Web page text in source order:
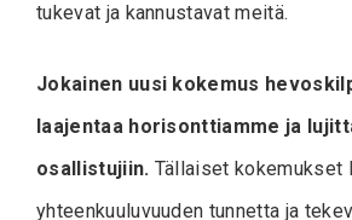
tukevat ja kannustavat meitä.
Jokainen uusi kokemus
laajentaa horisonttiamme ja
osallistujiin. Tällaiset kokemukset
yhteenkuuluvuuden tunnetta ja